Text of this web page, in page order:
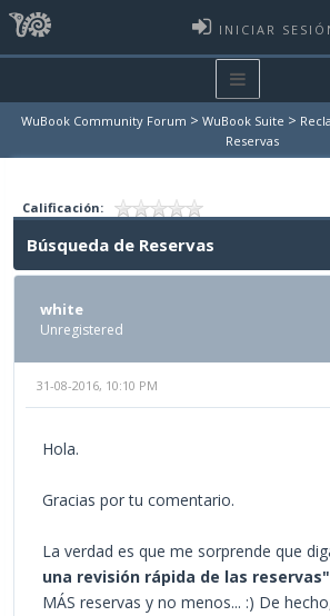
INICIAR
WuBook Community Forum > WuBook Suite >
Reservas
Calificación:
Búsqueda de Reservas
white
Unregistered
31-08-2016, 10:10 PM
Hola.
Gracias por tu comentario.
La verdad es que me sorprende que
una revisión rápida de las reservas"
MÁS reservas y no menos... :) De